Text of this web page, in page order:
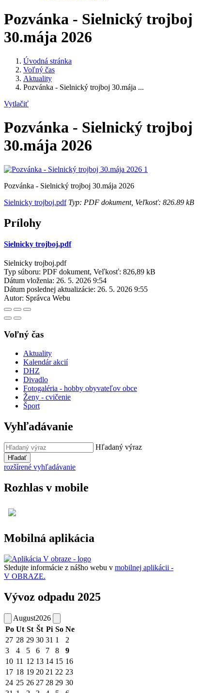
Pozvánka - Sielnický trojboj
30.mája 2026
Úvodná stránka
Voľný čas
Aktuality
Pozvánka - Sielnický trojboj 30.mája ...
Vytlačiť
Pozvánka - Sielnický trojboj
30.mája 2026
Pozvánka - Sielnický trojboj 30.mája 2026
Sielnicky trojboj.pdfTyp: PDF dokument, Veľkosť: 826.89 kB
Prílohy
Sielnicky trojboj.pdf
Sielnicky trojboj.pdf
Typ súboru: PDF dokument, Veľkosť: 826,89 kB
Dátum vloženia: 26. 5. 2026 9:54
Dátum poslednej aktualizácie: 26. 5. 2026 9:55
Autor: Správca Webu
Voľný čas
Aktuality
Kalendár akcií
DHZ
Divadlo
Fotogaléria - hobby obyvateľov obce
Ženy - cvičenie
Šport
Vyhľadávanie
Hľadaný výraz
Hľadať
rozšírené vyhľadávanie
Rozhlas v mobile
Mobilná aplikácia
Sledujte informácie z nášho webu v mobilnej aplikácii -
V OBRAZE.
Vývoz odpadu 2025
August2026
Po Ut St Št Pi So Ne
27 28 29 30 31 1
2
3
4 5 6 7 8
9
10 11 12 13 14 15 16
17 18 19 20 21 22 23
24 25 26 27 28 29 30